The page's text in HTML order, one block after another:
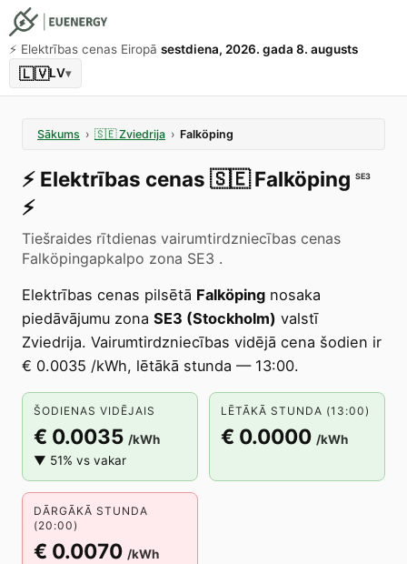
⚡️ Elektrības cenas Eiropā sestdiena, 2026. gada 8. augusts
🇱🇻LV▾
Sākums › 🇸🇪 Zviedrija › Falköping
⚡️ Elektrības cenas 🇸🇪 Falköping SE3
⚡️
Tiešraides rītdienas vairumtirdzniecības cenas
Falköpingapkalpo zona SE3 .
Elektrības cenas pilsētā Falköping nosaka
piedāvājumu zona SE3 (Stockholm) valstī
Zviedrija. Vairumtirdzniecības vidējā cena šodien ir
€ 0.0035 /kWh, lētākā stunda — 13:00.
ŠODIENAS VIDĒJAIS
€ 0.0035 /kWh
▼ 51% vs vakar
LĒTĀKĀ STUNDA (13:00)
€ 0.0000 /kWh
DĀRGĀKĀ STUNDA
(20:00)
€ 0.0070 /kWh